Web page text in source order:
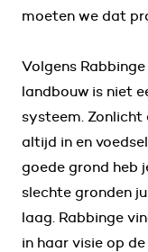
moeten we dat
Volgens
landbouw is niet
systeem. Zonlicht
altijd in en
goede grond heb
slechte gronden
laag. Rabbinge
in haar visie op